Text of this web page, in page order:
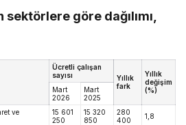
göre dağılımı,
Ücretli çalışan
sayısı
Yıllık
fark
Yıllık
değişim
(%)
Mart
2026
Mart
2025
ve
15 601
250
15 320
850
280
400
1,8